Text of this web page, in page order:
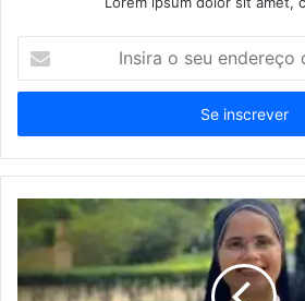
seu
de
email